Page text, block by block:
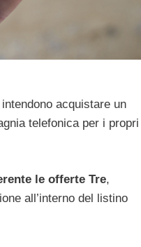
acquistare un
telefonica per i propri
le offerte Tre,
all’interno del listino